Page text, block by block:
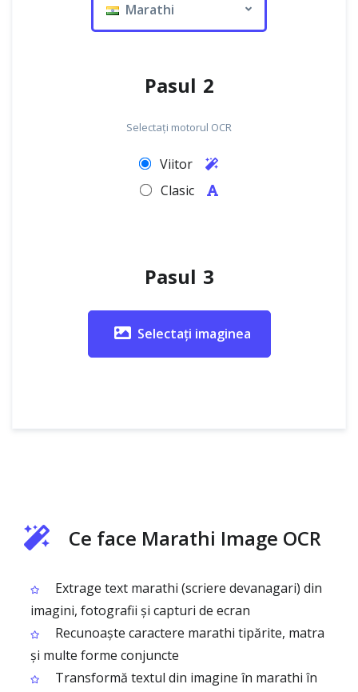
Marathi
Pasul 2
Selectați motorul OCR
Viitor
Clasic
Pasul 3
Selectați imaginea
Ce face Marathi Image OCR
Extrage text marathi (scriere devanagari) din
imagini, fotografii și capturi de ecran
Recunoaște caractere marathi tipărite, matra
și multe forme conjuncte
Transformă textul din imagine în marathi în